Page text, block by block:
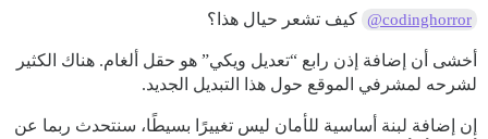
@codinghorror كيف تشعر حيال هذا؟
أخشى أن إضافة إذن رابع “تعديل ويكي” هو حقل ألغام. هناك الكثير
لشرحه لمشرفي الموقع حول هذا التبديل الجديد.
إن إضافة لبنة أساسية للأمان ليس تغييرًا بسيطًا، سنتحدث ربما عن